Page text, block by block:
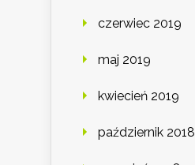
czerwiec 2019
maj 2019
kwiecień 2019
październik 2018